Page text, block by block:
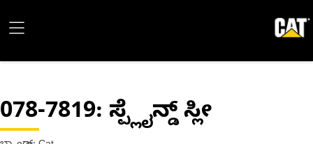
078-7819: ಸ್ಪ್ಲೈನ್ಡ್ ಸ್ಲೀ